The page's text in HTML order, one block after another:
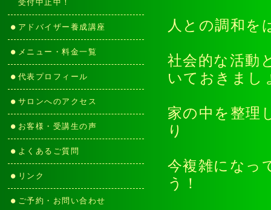
人との調和を
社会的な活動
いておきまし
家の中を整理
り
今複雑になっ
う！
受付中止中！
アドバイザー養成講座
メニュー・料金一覧
代表プロフィール
サロンへのアクセス
お客様・受講生の声
よくあるご質問
リンク
ご予約・お問い合わせ